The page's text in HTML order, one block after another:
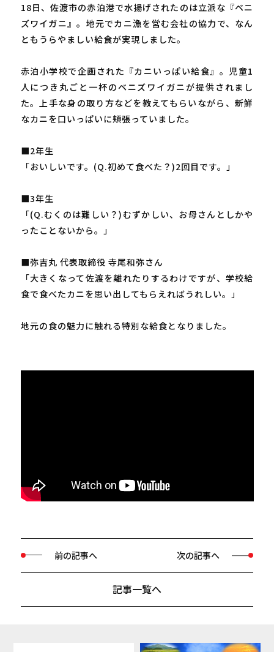
18日、佐渡市の赤泊港で水揚げされたのは立派な『ベニ
ズワイガニ』。地元でカニ漁を営む会社の協力で、なん
ともうらやましい給食が実現しました。
赤泊小学校で企画された『カニいっぱい給食』。児童1
人につき丸ごと一杯のベニズワイガニが提供されまし
た。上手な身の取り方などを教えてもらいながら、新鮮
なカニを口いっぱいに頬張っていました。
■2年生
「おいしいです。(Q.初めて食べた？)2回目です。」
■3年生
「(Q.むくのは難しい？)むずかしい、お母さんとしかや
ったことないから。」
■弥吉丸 代表取締役 寺尾和弥さん
「大きくなって佐渡を離れたりするわけですが、学校給
食で食べたカニを思い出してもらえればうれしい。」
地元の食の魅力に触れる特別な給食となりました。
前の記事へ
記事一覧へ
次の記事へ